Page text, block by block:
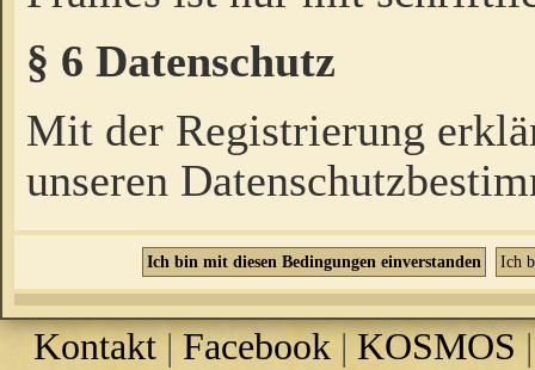
§ 6 Datenschutz
Mit der Registrierung
unseren
Kontakt |Facebook | KOSMOS